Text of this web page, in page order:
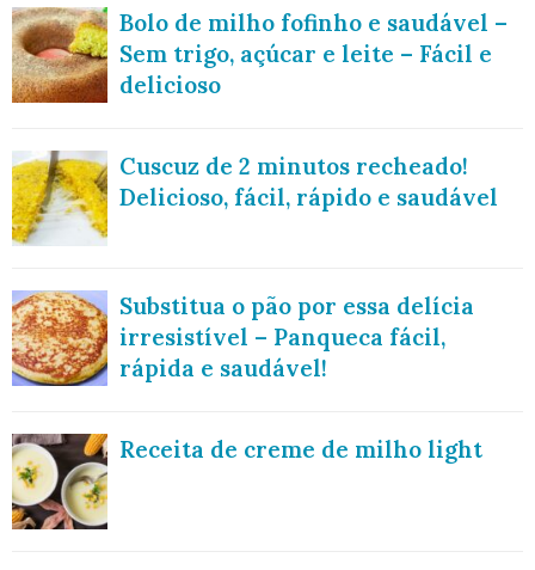
Bolo de milho fofinho e saudável –
Sem trigo, açúcar e leite – Fácil e
delicioso
Cuscuz de 2 minutos recheado!
Delicioso, fácil, rápido e saudável
Substitua o pão por essa delícia
irresistível – Panqueca fácil,
rápida e saudável!
Receita de creme de milho light